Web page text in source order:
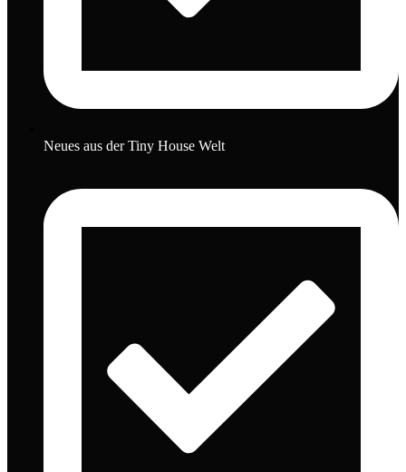
Neues aus der Tiny House Welt